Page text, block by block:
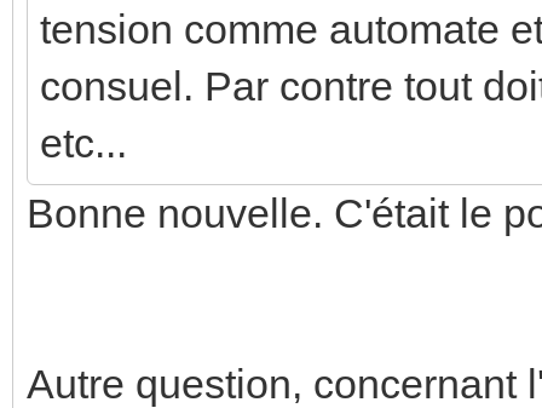
tension comme automate
consuel. Par contre tout
etc...
Bonne nouvelle. C'était le
Autre question, concernant